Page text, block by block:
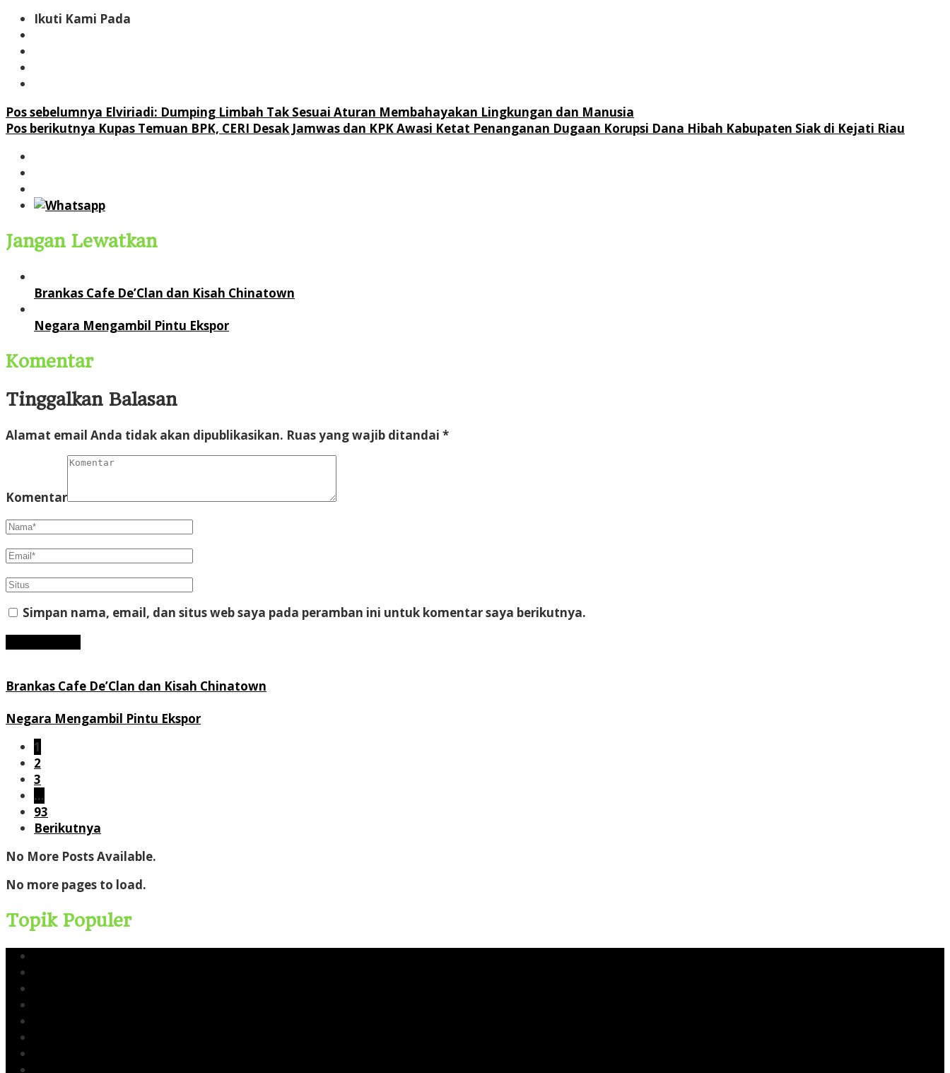
Ikuti Kami Pada
Navigasi
pos
Pos sebelumnya Elviriadi: Dumping Limbah Tak Sesuai Aturan Membahayakan Lingkungan dan Manusia
Pos berikutnya Kupas Temuan BPK, CERI Desak Jamwas dan KPK Awasi Ketat Penanganan Dugaan Korupsi Dana Hibah Kabupaten Siak di Kejati Riau
Jangan Lewatkan
Brankas Cafe De’Clan dan Kisah Chinatown
Negara Mengambil Pintu Ekspor
Komentar
Tinggalkan Balasan
Alamat email Anda tidak akan dipublikasikan. Ruas yang wajib ditandai *
Komentar
Simpan nama, email, dan situs web saya pada peramban ini untuk komentar saya berikutnya.
Brankas Cafe De’Clan dan Kisah Chinatown
Negara Mengambil Pintu Ekspor
1
2
3
…
93
Berikutnya
No More Posts Available.
No more pages to load.
Topik Populer